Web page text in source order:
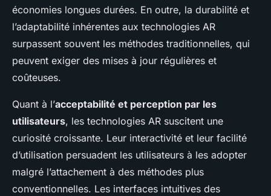
économies longues durées. En outre, la durabilité et
l’adaptabilité inhérentes aux technologies AR
surpassent souvent les méthodes traditionnelles, qui
peuvent exiger des mises à jour régulières et
coûteuses.
Quant à l’acceptabilité et perception par les
utilisateurs, les technologies AR suscitent une
curiosité croissante. Leur interactivité et leur facilité
d’utilisation persuadent les utilisateurs à les adopter
malgré l’attachement à des méthodes plus
conventionnelles. Les interfaces intuitives des